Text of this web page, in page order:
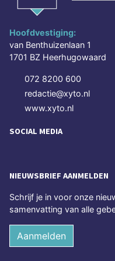
Hoofdvestiging:
van Benthuizenlaan 1
1701 BZ Heerhugowaard
072 8200 600
redactie@xyto.nl
www.xyto.nl
SOCIAL MEDIA
NIEUWSBRIEF AANMELDEN
Schrijf je in voor onze
samenvatting van alle
Aanmelden